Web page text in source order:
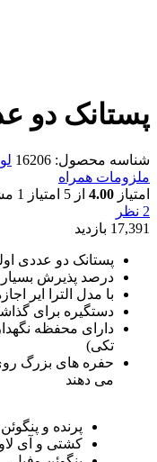
پستانک دو
شناسه محصول: 16206
ملزومات همراه
امتیاز 4.00 از 5 امتیاز 1
2 نظر
17,391 بازدید
پستانک دو عددی
درصد پذیرش بسیار
با مدل الترا ایر
دستگیره برای
دارای محفظه
تکی)
حفره های بزرگ روی
می دهند
پرنده و پنگوئن
کشتی و آی